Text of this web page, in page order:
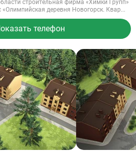
строительная фирма «Химки Групп»
деревня Новогорск. Квар...
телефон